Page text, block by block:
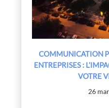
COMMUNICATION
ENTREPRISES :
VOTRE
26